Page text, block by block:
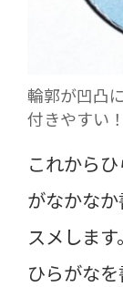
輪郭が凹凸
付きやすい！
これから
がなかな
スメします。
ひらがな